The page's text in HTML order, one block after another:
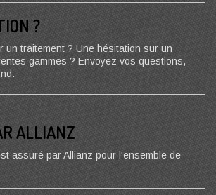
?
un traitement ? Une hésitation sur un
gammes ? Envoyez vos questions,
ALLIANZ
assuré par Allianz pour l'ensemble de